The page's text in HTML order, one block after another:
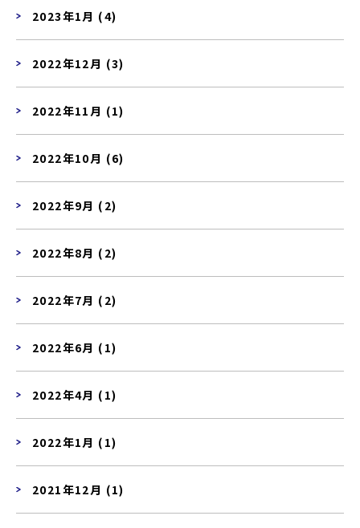
2023年1月 (4)
2022年12月 (3)
2022年11月 (1)
2022年10月 (6)
2022年9月 (2)
2022年8月 (2)
2022年7月 (2)
2022年6月 (1)
2022年4月 (1)
2022年1月 (1)
2021年12月 (1)